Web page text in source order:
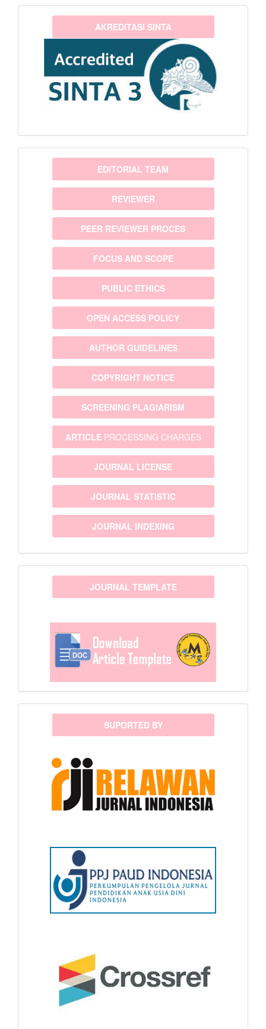
sinta3 AKREDITASI SINTA
menu EDITORIAL TEAM
REVIEWER
PEER REVIEWER PROCES
FOCUS AND SCOPE
PUBLIC ETHICS
OPEN ACCESS POLICY
AUTHOR GUIDELINES
COPYRIGHT NOTICE
SCREENING PLAGIARISM
ARTICLEPROCESSING CHARGES
JOURNAL LICENSE
JOURNAL STATISTIC
JOURNAL INDEXING
templateJOURNAL TEMPLATE
sponsor SUPORTED BY